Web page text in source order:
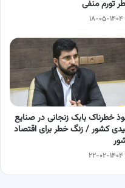
تورم منفی
۱۸-۰۵-۱۴۰۴
خطرناک بابک زنجانی در صنایع
کشور / زنگ خطر برای اقتصاد
۲۲-۰۲-۱۴۰۴